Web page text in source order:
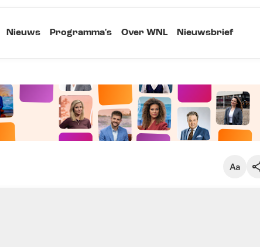
Nieuws Programma's Over WNL Nieuwsbrief